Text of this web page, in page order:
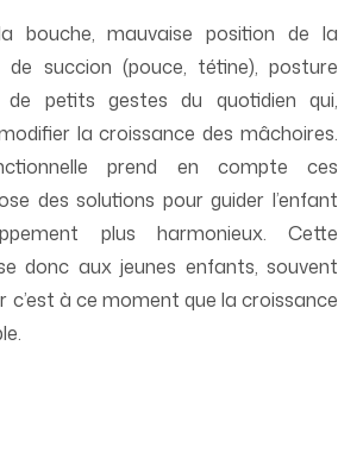
bouche, mauvaise position de la
de succion (pouce, tétine), posture
petits gestes du quotidien qui,
la croissance des mâchoires.
prend en compte ces
des solutions pour guider l’enfant
plus harmonieux. Cette
donc aux jeunes enfants, souvent
c’est à ce moment que la croissance